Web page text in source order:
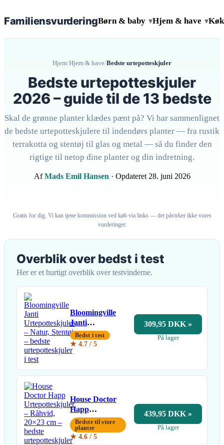
FamiliensvurderingBørn & baby ▾Hjem & have ▾
Hjem/Hjem & have/Bedste urtepotteskjuler
Bedste urtepotteskjuler
2026 – guide til de 13 bedste
Skal de grønne planter klædes pænt på? Vi har sammenlignet
de bedste urtepotteskjulere til indendørs planter — fra rustik
terrakotta og stentøj til glas og metal — så du finder den
rigtige til netop dine planter og din indretning.
AfMads Emil Hansen · Opdateret 28. juni 2026
Gratis for dig. Vi kan tjene kommission ved køb via links — det påvirker ikke vores
vurderinger.
Overblik over bedst i test
Her er et hurtigt overblik over testvinderne.
Bloomingville
Janti
Urtepotteskjuler
– Natur, Stentøj
Bedst i test
★ 4.7 / 5
309,95 DKK »
På lager
House Doctor
Happ
Urtepotteskjuler
– Råhvid, 20×23
cm
Bedste til store
planter
★ 4.6 / 5
439,95 DKK »
På lager